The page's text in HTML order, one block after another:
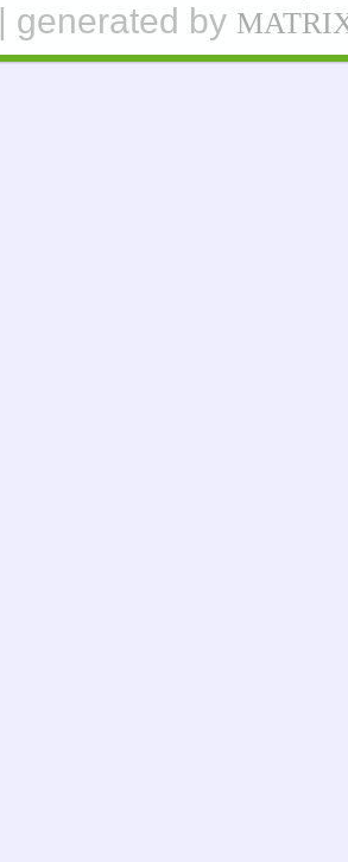
| generated by